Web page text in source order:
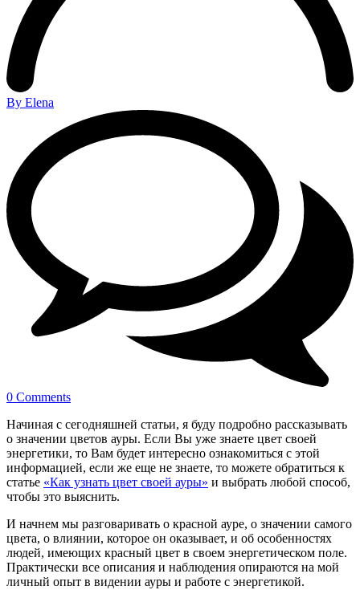
By Elena
0 Comments
Начиная с сегодняшней статьи, я буду подробно рассказывать
о значении цветов ауры. Если Вы уже знаете цвет своей
энергетики, то Вам будет интересно ознакомиться с этой
информацией, если же еще не знаете, то можете обратиться к
статье «Как узнать цвет своей ауры» и выбрать любой способ,
чтобы это выяснить.
И начнем мы разговаривать о красной ауре, о значении самого
цвета, о влиянии, которое он оказывает, и об особенностях
людей, имеющих красный цвет в своем энергетическом поле.
Практически все описания и наблюдения опираются на мой
личный опыт в видении ауры и работе с энергетикой.